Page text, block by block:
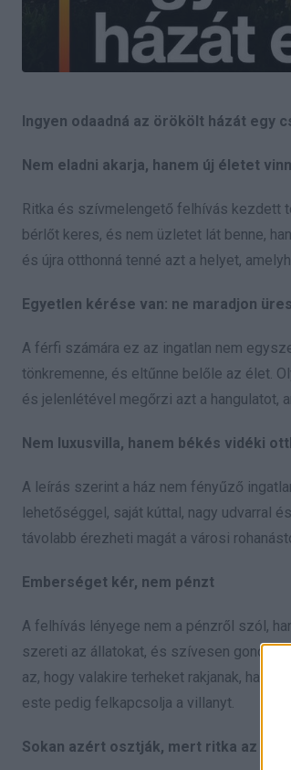
Ingyen odaadná az örökölt házát egy
Nem eladni akarja, hanem új életet
Ritka és szívmelengető felhívás kezdett
bérlőt keres, és nem üzletet lát benne,
és újra otthonná tenné azt a helyet,
Egyetlen kérése van: ne maradjon
A férfi számára ez az ingatlan nem
tönkremenne, és eltűnne belőle az élet.
és jelenlétével megőrzi azt a hangulatot,
Nem luxusvilla, hanem békés vidéki
A leírás szerint a ház nem fényűző
lehetőséggel, saját kúttal, nagy udvarral
távolabb érezheti magát a városi
Emberséget kér, nem pénzt
A felhívás lényege nem a pénzről szól,
szereti az állatokat, és szívesen
az, hogy valakire terheket rakjanak,
este pedig felkapcsolja a villanyt.
Sokan azért osztják, mert ritka az